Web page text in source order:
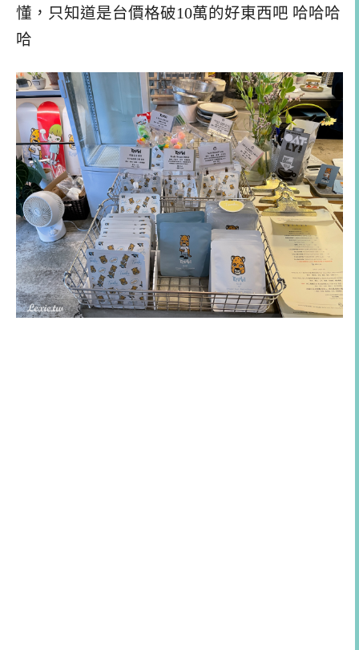
懂，只知道是台價格破10萬的好東西吧 哈哈哈
哈